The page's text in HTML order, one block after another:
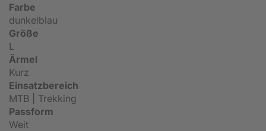
Farbe
dunkelblau
Größe
L
Ärmel
Kurz
Einsatzbereich
MTB | Trekking
Passform
Weit